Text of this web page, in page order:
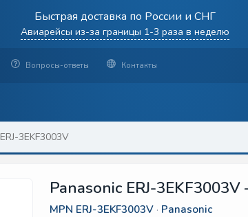
Быстрая доставка по России и СНГ
Авиарейсы из-за границы 1-3 раза в неделю
Вопросы-ответы Контакты
ERJ-3EKF3003V
Panasonic ERJ-
MPN ERJ-3EKF3003V · Panasonic